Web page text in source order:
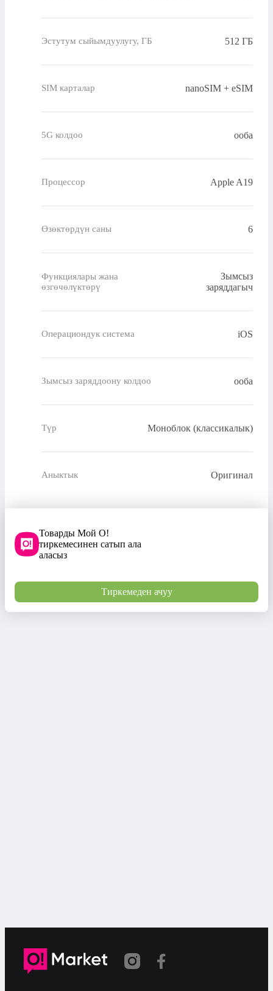
Эстутум сыйымдуулугу, ГБ 512 ГБ
SIM карталар nanoSIM + eSIM
5G колдоо ооба
Процессор Apple A19
Өзөктөрдүн саны 6
Функциялары жана
өзгөчөлүктөрү
Зымсыз
заряддагыч
Операциондук система iOS
Зымсыз заряддоону колдоо ооба
Түр Моноблок (классикалык)
Аныктык Оригинал
Товарды Мой О!
тиркемесинен сатып ала
аласыз
Тиркемеден ачуу